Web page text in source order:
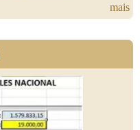
mais